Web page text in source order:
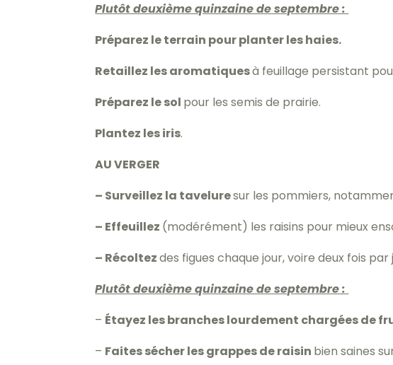
Plutôt deuxième quinzaine de septembre :
Préparez le terrain pour planter les haies.
Retaillez les aromatiquesà feuillage persistant
Préparez le sol pour les semis de prairie.
Plantez les iris.
AU VERGER
– Surveillez la taveluresur les pommiers,
– Effeuillez (modérément) les raisins pour mieux
– Récoltezdes figues chaque jour, voire deux fois par
Plutôt deuxième quinzaine de septembre :
– Étayez les branches lourdement chargées de
– Faites sécher les grappes de raisin bien saines